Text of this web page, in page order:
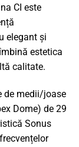
CI este
elegant și
estetica
calitate.
de medii/joase
Dome) de 29
Sonus